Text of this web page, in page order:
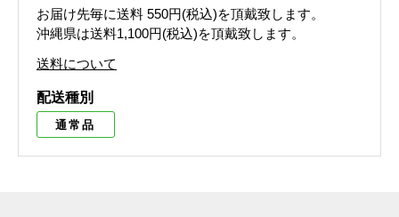
お届け先毎に送料 550円(税込)を頂戴致します。
沖縄県は送料1,100円(税込)を頂戴致します。
送料について
配送種別
通常品